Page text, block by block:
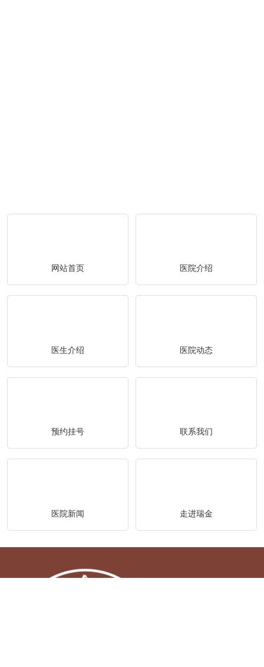
网站首页 医院介绍
医生介绍 医院动态
预约挂号 联系我们
医院新闻 走进瑞金